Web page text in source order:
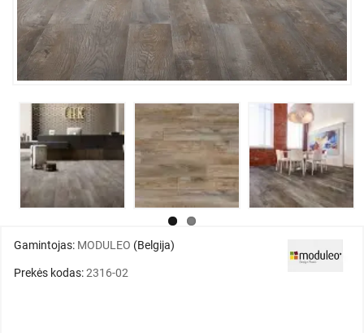
Gamintojas: MODULEO (Belgija)
Prekės kodas:2316-02